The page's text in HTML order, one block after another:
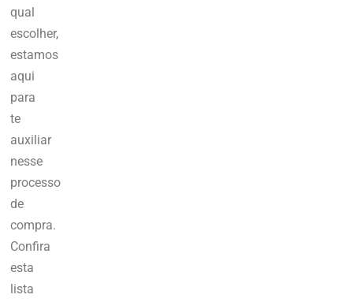
qual
escolher,
estamos
aqui
para
te
auxiliar
nesse
processo
de
compra.
Confira
esta
lista